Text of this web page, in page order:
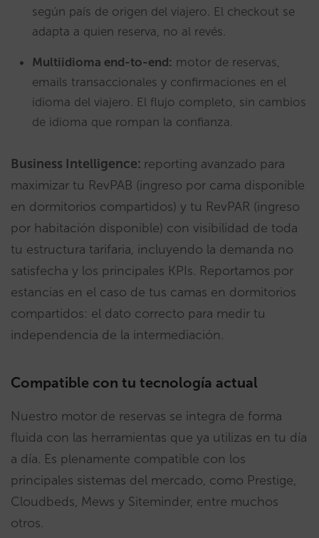
según país de origen del viajero. El checkout se
adapta a quien reserva, no al revés.
Multiidioma end-to-end: motor de reservas,
emails transaccionales y confirmaciones en el
idioma del viajero. El flujo completo, sin cambios
de idioma que rompan la confianza.
Business Intelligence: reporting avanzado para
maximizar tu RevPAB (ingreso por cama disponible
en dormitorios compartidos) y tu RevPAR (ingreso
por habitación disponible) con visibilidad de toda
tu estructura tarifaria, incluyendo la demanda no
satisfecha y los principales KPIs. Reportamos por
estancias en el caso de tus camas en dormitorios
compartidos: el dato correcto para medir tu
independencia de la intermediación.
Compatible con tu tecnología actual
Nuestro motor de reservas se integra de forma
fluida con las herramientas que ya utilizas en tu día
a día. Es plenamente compatible con los
principales sistemas del mercado, como Prestige,
Cloudbeds, Mews y Siteminder, entre muchos
otros.